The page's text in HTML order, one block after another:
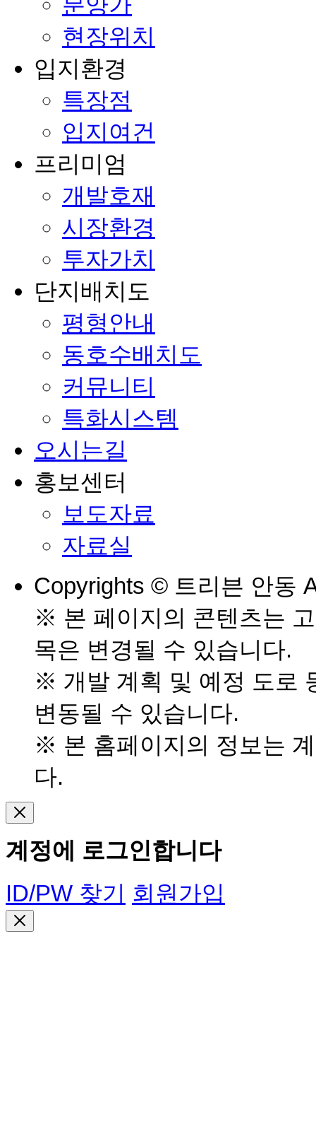
현장위치
입지환경
특장점
입지여건
프리미엄
개발호재
시장환경
투자가치
단지배치도
평형안내
동호수배치도
커뮤니티
특화시스템
오시는길
홍보센터
보도자료
자료실
Copyrights © 트리븐 안동
※ 본 페이지의 콘텐츠는
목은 변경될 수 있습니다.
※ 개발 계획 및 예정 도로
변동될 수 있습니다.
※ 본 홈페이지의 정보는
다.
계정에 로그인합니다
ID/PW 찾기 회원가입